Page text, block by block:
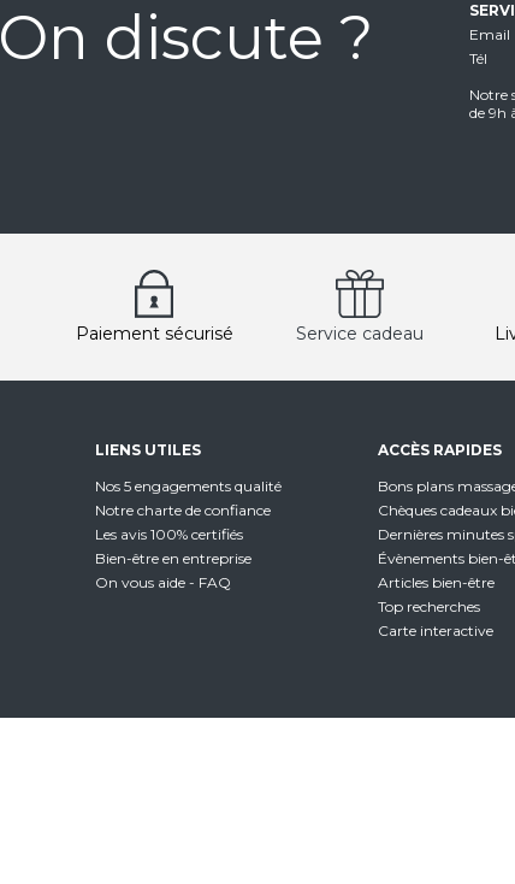
On discute ?
Email
Tél
Notre
de 9h
Paiement sécurisé Service cadeau
LIENS UTILES
Nos 5 engagements qualité
Notre charte de confiance
Les avis 100% certifiés
Bien-être en entreprise
On vous aide - FAQ
ACCÈS RAPIDES
Bons plans
Chèques cadeaux
Dernières minutes
Évènements bien-
Articles bien-être
Top recherches
Carte interactive